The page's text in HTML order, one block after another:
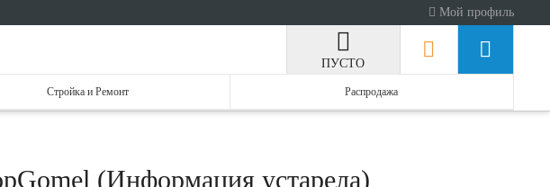
Мой профиль
ПУСТО
Стройка и Ремонт Распродажа
(Информация устарела)